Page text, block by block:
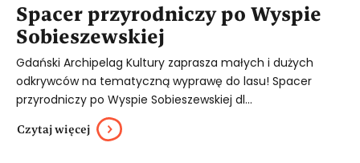
Spacer przyrodniczy po Wyspie
Sobieszewskiej
Gdański Archipelag Kultury zaprasza małych i dużych
odkrywców na tematyczną wyprawę do lasu! Spacer
przyrodniczy po Wyspie Sobieszewskiej dl...
Czytaj więcej